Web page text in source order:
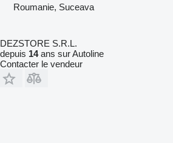
Roumanie, Suceava
DEZSTORE S.R.L.
depuis 14ans sur Autoline
Contacter le vendeur